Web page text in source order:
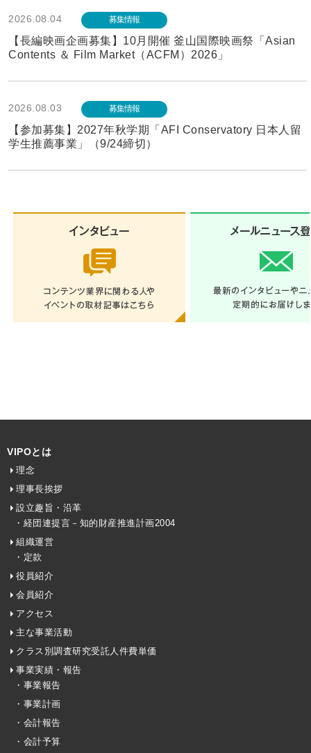
2026.08.04 募集情報
【長編映画企画募集】10月開催 釜山国際映画祭「Asian
Contents ＆ Film Market（ACFM）2026」
2026.08.03 募集情報
【参加募集】2027年秋学期「AFI Conservatory 日本人留
学生推薦事業」（9/24締切）
VIPOとは
理念
理事長挨拶
設立趣旨・沿革
・経団連提言－知的財産推進計画2004
組織運営
・定款
役員紹介
会員紹介
アクセス
主な事業活動
クラス別調査研究受託人件費単価
事業実績・報告
・事業報告
・事業計画
・会計報告
・会計予算